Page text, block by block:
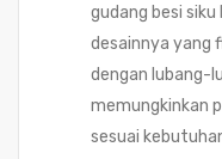
gudang besi
desainnya yang
dengan lubang-
memungkinkan
sesuai